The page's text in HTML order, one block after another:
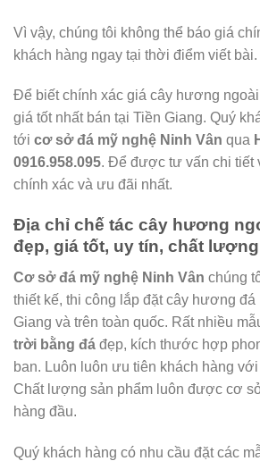
Vì vậy, chúng tôi không thể báo giá
khách hàng ngay tại thời điểm viết bài.
Để biết chính xác giá cây hương
giá tốt nhất bán tại Tiền Giang. Quý
tới cơ sở đá mỹ nghệ Ninh Vân qua
0916.958.095. Để được tư vấn chi tiết
chính xác và ưu đãi nhất.
Địa chỉ chế tác cây hương
đẹp, giá tốt, uy tín, chất lượng
Cơ sở đá mỹ nghệ Ninh Vân chúng
thiết kế, thi công lắp đặt cây hương đá
Giang và trên toàn quốc. Rất nhiều
trời bằng đá đẹp, kích thước hợp
ban. Luôn luôn ưu tiên khách hàng
Chất lượng sản phẩm luôn được cơ
hàng đầu.
Quý khách hàng có nhu cầu đặt các